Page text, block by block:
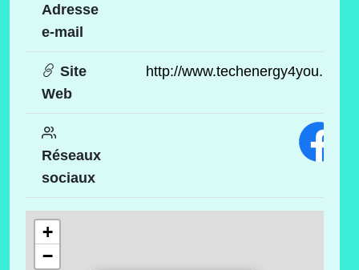
Adresse
e-mail
Site
Web
http://www.techenergy4you.be
Réseaux
sociaux
+
−